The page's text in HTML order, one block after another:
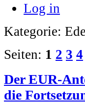
Log in
Kategorie:
Seiten: 1 2 3 4
Der EUR-
die